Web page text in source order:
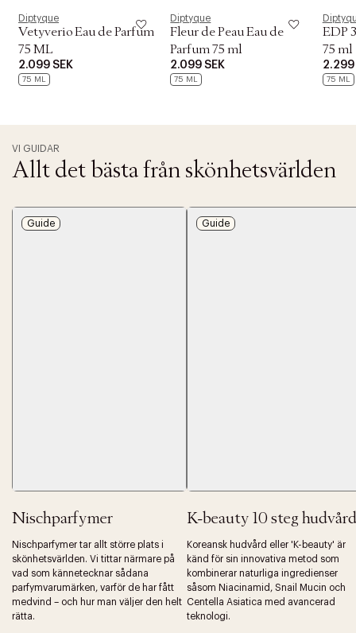
Diptyque
Vetyverio Eau de Parfum
75 ML
2.099 SEK
75 ML
Diptyque
Fleur de Peau Eau de
Parfum 75 ml
2.099 SEK
75 ML
EDP
75 ml
2.299
75 ML
VI GUIDAR
Allt det bästa från skönhetsvärlden
Guide
Nischparfymer
Nischparfymer tar allt större plats i
skönhetsvärlden. Vi tittar närmare på
vad som kännetecknar sådana
parfymvarumärken, varför de har fått
medvind – och hur man väljer den helt
rätta.
Guide
K-beauty 10 steg hudvård
Koreansk hudvård eller 'K-beauty' är
känd för sin innovativa metod som
kombinerar naturliga ingredienser
såsom Niacinamid, Snail Mucin och
Centella Asiatica med avancerad
teknologi.